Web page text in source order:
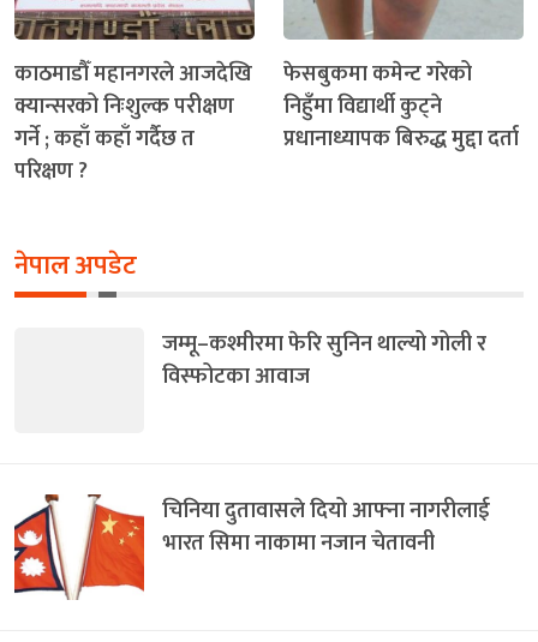
काठमाडौँ महानगरले आजदेखि
क्यान्सरको निःशुल्क परीक्षण
गर्ने ; कहाँ कहाँ गर्दैछ त
परिक्षण ?
फेसबुकमा कमेन्ट गरेको
निहुँमा विद्यार्थी कुट्ने
प्रधानाध्यापक बिरुद्ध मुद्दा दर्ता
नेपाल अपडेट
जम्मू–कश्मीरमा फेरि सुनिन थाल्यो गोली र
विस्फोटका आवाज
चिनिया दुतावासले दियो आफ्ना नागरीलाई
भारत सिमा नाकामा नजान चेतावनी